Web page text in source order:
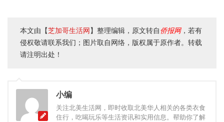
本文由【芝加哥生活网 】整理编辑，原文转自 侨报网，若有
侵权敬请联系我们；图片取自网络，版权属于原作者。转载
请注明出处！
小编
关注北美生活网，即时收取北美华人相关的各类衣食
住行，吃喝玩乐等生活资讯和实用信息。帮助你了解